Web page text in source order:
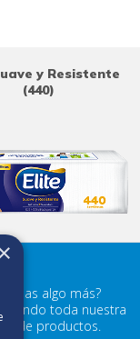
y Resistente
(440)
algo más?
toda nuestra
de productos.